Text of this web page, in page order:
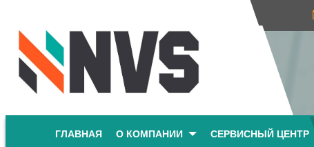
ГЛАВНАЯ О КОМПАНИИ СЕРВИСНЫЙ ЦЕНТР